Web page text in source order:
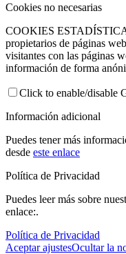
Cookies no necesarias
COOKIES
propietarios de páginas
visitantes con las páginas
información de forma
Click to enable/disable
Información adicional
Puedes tener más
desde este enlace
Política de Privacidad
Puedes leer más sobre
enlace:.
Política de Privacidad
Aceptar ajustesOcultar la